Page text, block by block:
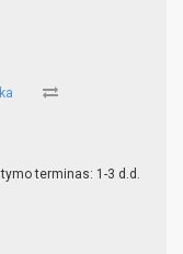
terminas: 1-3 d.d.